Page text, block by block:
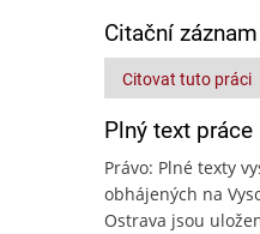
Citační záznam
Citovat tuto práci
Plný text práce
Právo: Plné texty
obhájených na
Ostrava jsou